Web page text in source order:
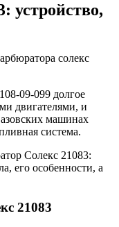
устройство,
09-099 долгое
двигателями, и
машинах
система.
Солекс 21083:
его особенности, а
21083